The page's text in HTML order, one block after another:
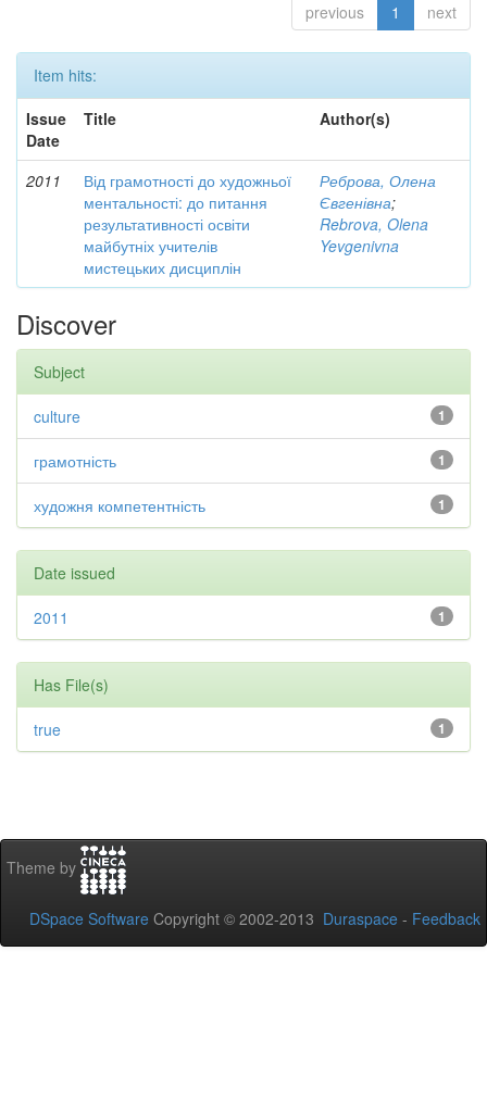
previous 1 next
Item hits:
Issue
Date
Title Author(s)
2011
Від грамотності до художньої
ментальності: до питання
результативності освіти
майбутніх учителів
мистецьких дисциплін
Реброва, Олена
Євгенівна;
Rebrova, Olena
Yevgenivna
Discover
Subject
1
culture
1
грамотність
1
художня компетентність
Date issued
1
2011
Has File(s)
1
true
Theme by
DSpace Software Copyright © 2002-2013 Duraspace - Feedback